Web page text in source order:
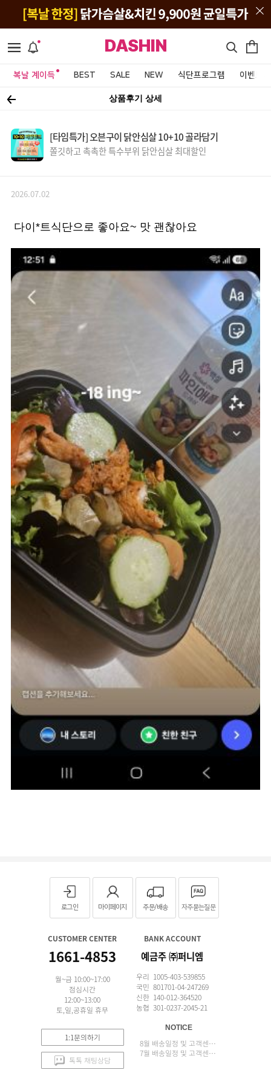
DASHIN
복날 계이득 BEST SALE NEW 식단프로그램 이벤트&
상품후기 상세
[타임특가] 오븐구이 닭안심살 10+10 골라담기
쫄깃하고 촉촉한 특수부위 닭안심살 최대할인
2026.07.02
다이*트식단으로 좋아요~ 맛 괜찮아요
로그인 마이페이지 주문/배송 자주묻는질문
CUSTOMER CENTER
1661-4853
월~금 10:00~17:00
점심시간
12:00~13:00
토,일,공휴일 휴무
1:1문의하기
톡톡 채팅상담
BANK ACCOUNT
예금주 ㈜퍼니엠
우리 1005-403-539855
국민 801701-04-247269
신한 140-012-364520
농협 301-0237-2045-21
NOTICE
8월 배송일정 및 고객센터 업무 안내
7월 배송일정 및 고객센터 업무 안내